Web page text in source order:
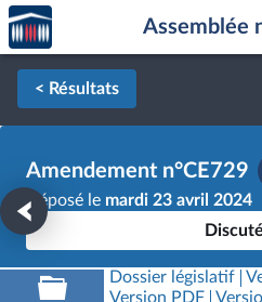
Aller au contenu
Aller en bas de la page
Accèder
à la
page
d'accueil
Assemblée
< Résultats
Amendement n°CE729
Déposé le mardi 23 avril 2024
Discuté
Dossier législatif
Version PDF